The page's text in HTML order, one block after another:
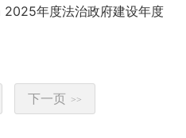
年度法治政府建设年度
下一页 >>